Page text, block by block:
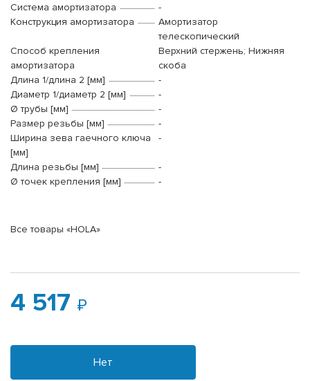
Система амортизатора
-
Конструкция амортизатора
Амортизатор
телескопический
Способ крепления
амортизатора
Верхний стержень; Нижняя
скоба
Длина 1/длина 2 [мм]
-
Диаметр 1/диаметр 2 [мм]
-
Ø трубы [мм]
-
Размер резьбы [мм]
-
Ширина зева гаечного ключа
[мм]
-
Длина резьбы [мм]
-
Ø точек крепления [мм]
-
Все товары «HOLA»
4 517
Нет